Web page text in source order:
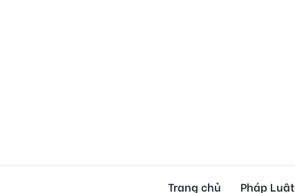
Trang chủ Pháp Luật